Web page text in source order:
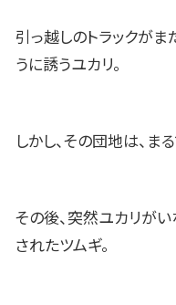
引っ越しのトラックが
うに誘うユカリ。
しかし、その団地は、ま
その後、突然ユカリが
されたツムギ。